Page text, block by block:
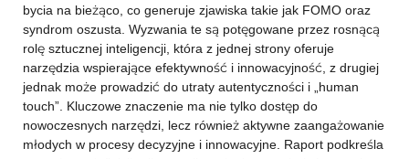
bycia na bieżąco, co generuje zjawiska takie jak FOMO oraz
syndrom oszusta. Wyzwania te są potęgowane przez rosnącą
rolę sztucznej inteligencji, która z jednej strony oferuje
narzędzia wspierające efektywność i innowacyjność, z drugiej
jednak może prowadzić do utraty autentyczności i „human
touch”. Kluczowe znaczenie ma nie tylko dostęp do
nowoczesnych narzędzi, lecz również aktywne zaangażowanie
młodych w procesy decyzyjne i innowacyjne. Raport podkreśla